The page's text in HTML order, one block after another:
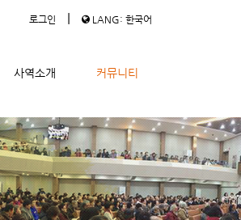
로그인 | LANG: 한국어
사역소개 커뮤니티